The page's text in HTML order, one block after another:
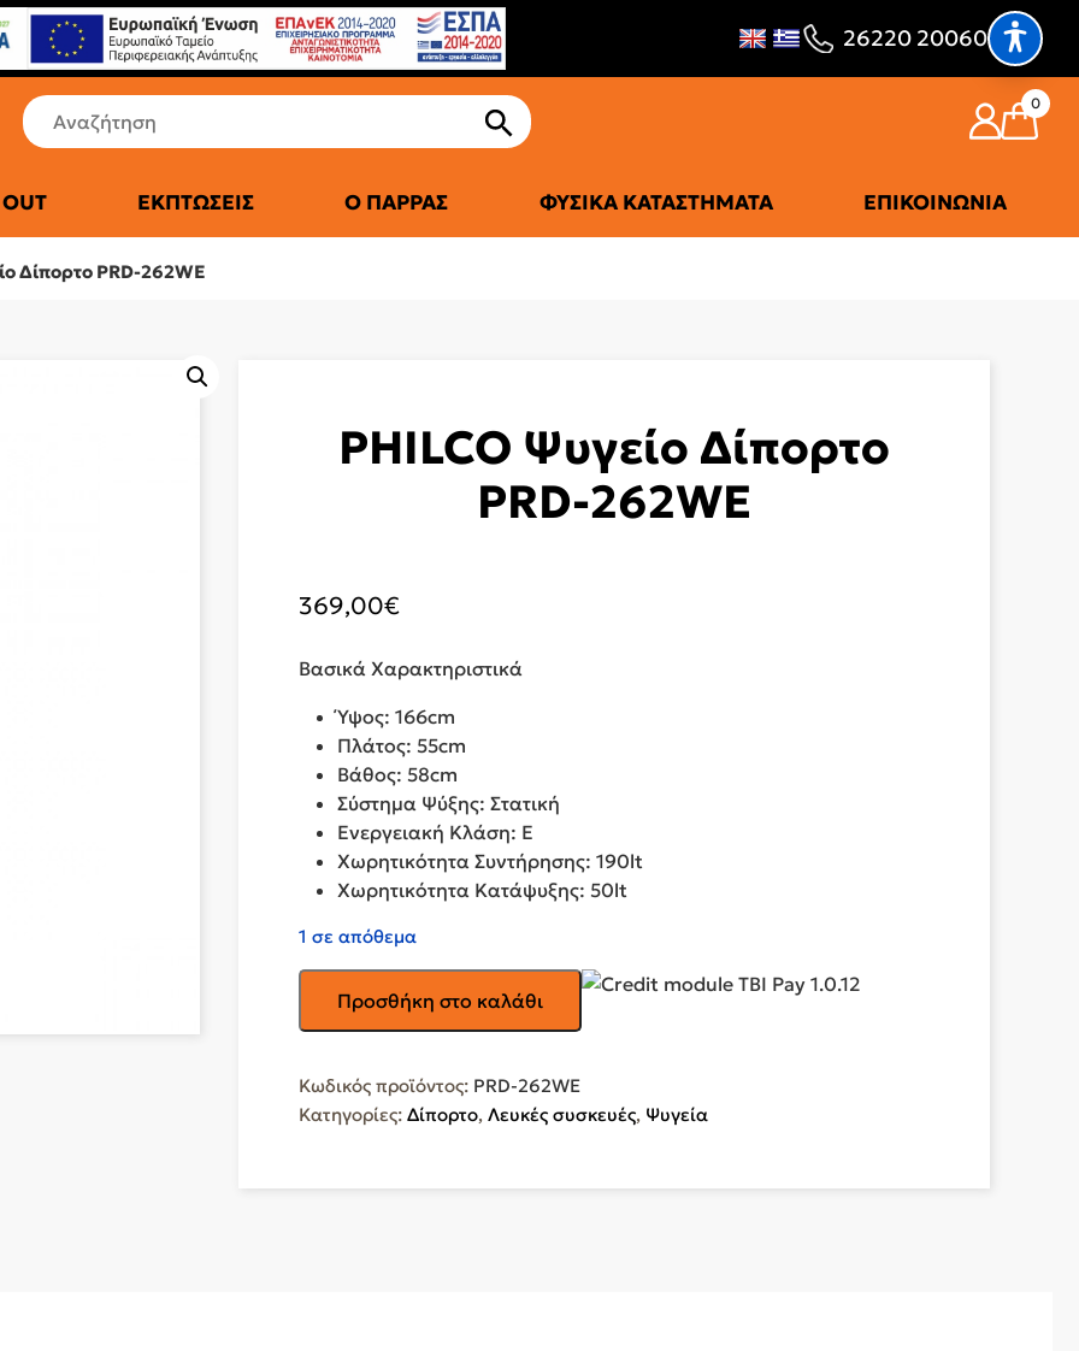
26220 20060
0
ΨΥΓΕΊΑ
ΕΚΠΤΏΣΕΙΣ Ο ΠΑΡΡΆΣ ΦΥΣΙΚΆ ΚΑΤΑΣΤΉΜΑΤΑ ΕΠΙΚΟΙΝΩΝΊΑ
Δίπορτο PRD-262WE
PHILCO Ψυγείο Δίπορτο
PRD-262WE
369,00€
Βασικά Χαρακτηριστικά
Ύψος: 166cm
Πλάτος: 55cm
Βάθος: 58cm
Σύστημα Ψύξης: Στατική
Ενεργειακή Κλάση: E
Χωρητικότητα Συντήρησης: 190lt
Χωρητικότητα Κατάψυξης: 50lt
1 σε απόθεμα
Ψυγείο
262WE
ποσότητα
Προσθήκη στο καλάθι
Κωδικός προϊόντος: PRD-262WE
Κατηγορίες: Δίπορτο, Λευκές συσκευές, Ψυγεία